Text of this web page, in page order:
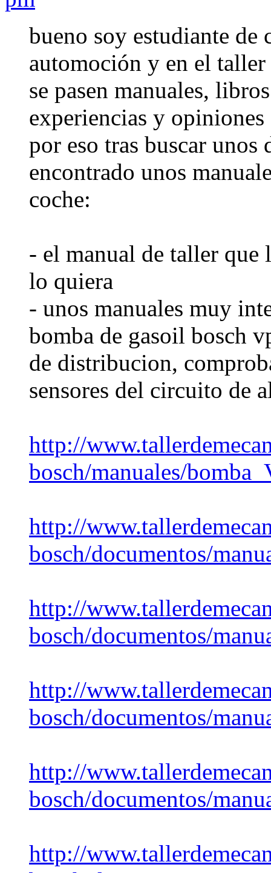
bueno soy estudiante de
automoción y en el taller
se pasen manuales,
experiencias y opiniones
por eso tras buscar unos
encontrado unos
coche:
- el manual de taller que
lo quiera
- unos manuales muy
bomba de gasoil bosch
de distribucion,
sensores del circuito de
http://
bosch/manuales/
http://
bosch/documentos/
http://
bosch/documentos/
http://
bosch/documentos/
http://
bosch/documentos/
http://